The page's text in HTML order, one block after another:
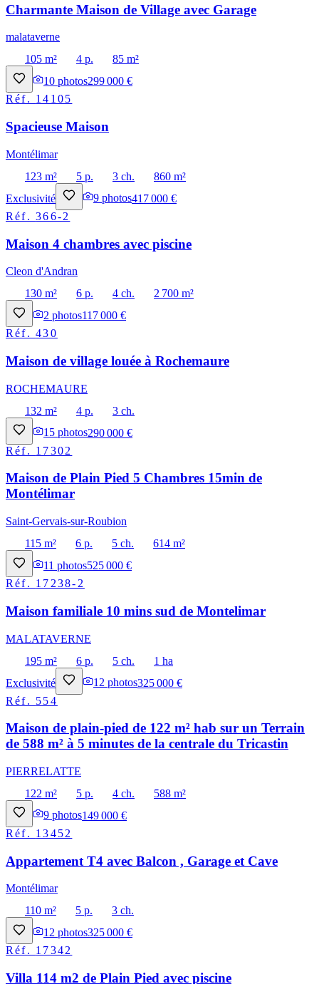
Charmante Maison de Village avec Garage
malataverne
105 m²
4 p.
85 m²
10 photos299 000 €
Réf. 14105
Spacieuse Maison
Montélimar
123 m²
5 p. 3 ch.
860 m²
Exclusivité
9 photos417 000 €
Réf.366-2
Maison 4 chambres avec piscine
Cleon d'Andran
130 m²
6 p. 4 ch.
2 700 m²
2 photos117 000 €
Réf.430
Maison de village louée à Rochemaure
ROCHEMAURE
132 m²
4 p.
3 ch.
15 photos290 000 €
Réf. 17302
Maison de Plain Pied 5 Chambres 15min de
Montélimar
Saint-Gervais-sur-Roubion
115 m²
6 p. 5 ch.
614 m²
11 photos525 000 €
Réf. 17238-2
Maison familiale 10 mins sud de Montelimar
MALATAVERNE
195 m²
6 p. 5 ch.
1 ha
Exclusivité
12 photos325 000 €
Réf. 554
Maison de plain-pied de 122 m² hab sur un Terrain
de 588 m² à 5 minutes de la centrale du Tricastin
PIERRELATTE
122 m²
5 p. 4 ch.
588 m²
9 photos149 000 €
Réf. 13452
Appartement T4 avec Balcon , Garage et Cave
Montélimar
110 m²
5 p.
3 ch.
12 photos325 000 €
Réf. 17342
Villa 114 m2 de Plain Pied avec piscine